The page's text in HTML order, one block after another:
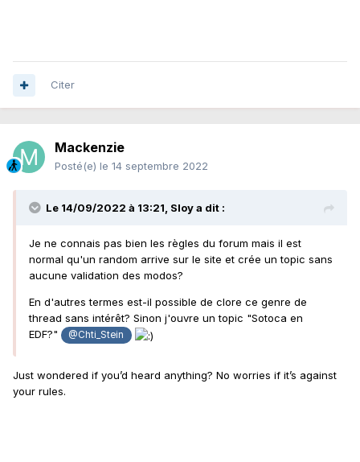
Citer
Mackenzie
Posté(e) le 14 septembre 2022
Le 14/09/2022 à 13:21, Sloya dit :
Je ne connais pas bien les règles du forum mais il est
normal qu'un random arrive sur le site et crée un topic sans
aucune validation des modos?
En d'autres termes est-il possible de clore ce genre de
thread sans intérêt? Sinon j'ouvre un topic "Sotoca en
EDF?"
@Chti_Stein
Just wondered if you’d heard anything? No worries if it’s against
your rules.